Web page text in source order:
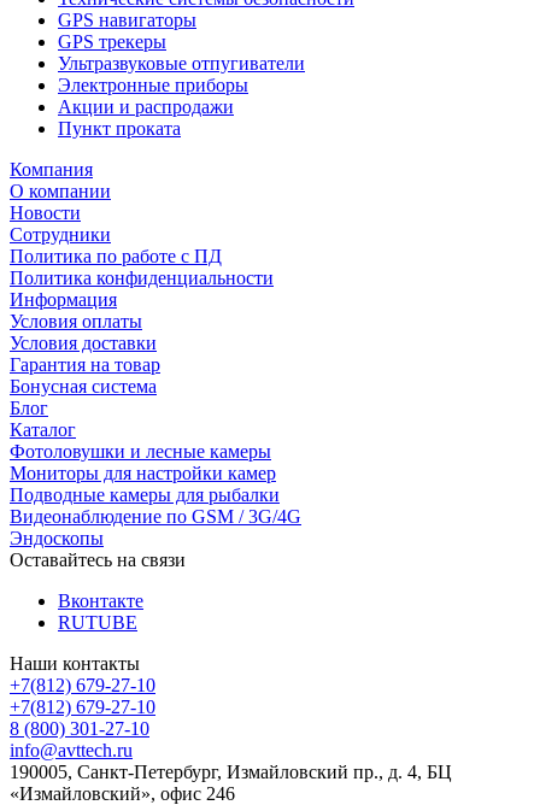
GPS навигаторы
GPS трекеры
Ультразвуковые отпугиватели
Электронные приборы
Акции и распродажи
Пункт проката
Компания
О компании
Новости
Сотрудники
Политика по работе с ПД
Политика конфиденциальности
Информация
Условия оплаты
Условия доставки
Гарантия на товар
Бонусная система
Блог
Каталог
Фотоловушки и лесные камеры
Мониторы для настройки камер
Подводные камеры для рыбалки
Видеонаблюдение по GSM / 3G/4G
Эндоскопы
Оставайтесь на связи
Вконтакте
RUTUBE
Наши контакты
+7(812) 679-27-10
+7(812) 679-27-10
8 (800) 301-27-10
info@avttech.ru
190005, Санкт-Петербург, Измайловский пр., д. 4, БЦ
«Измайловский», офис 246